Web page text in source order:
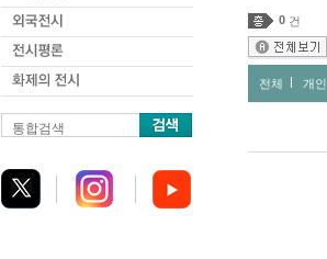
통합검색
0 건
전체 개인